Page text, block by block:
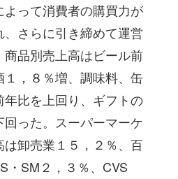
って消費者の購買力が
さらに引き締めて運営
商品別売上高はビール前
，８％増、調味料、缶
比を上回り、ギフトの
った。スーパーマーケ
卸売業１５，２％、百
・SM２，３％、CVS